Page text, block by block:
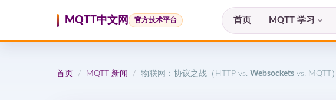
MQTT中文网 官方技术平台 首页 MQTT 学习
首页 / MQTT 新闻 / 物联网：协议之战（HTTP vs. Websockets vs. MQTT）